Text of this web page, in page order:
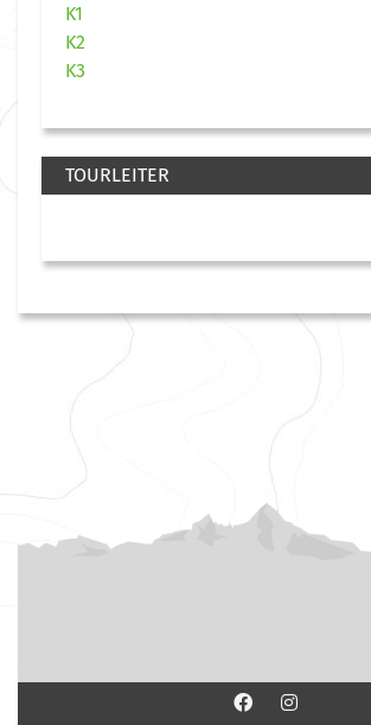
K1
K2
K3
TOURLEITER